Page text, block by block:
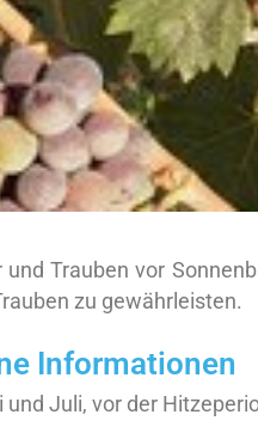
und Trauben vor
zu gewährleisten.
Informationen
und Juli, vor der